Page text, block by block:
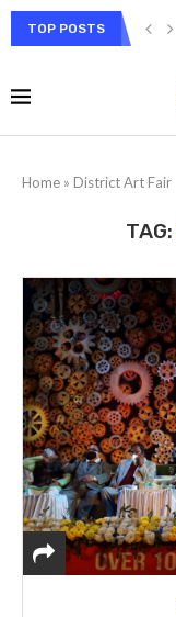
TOP POSTS
Home » District Art Fair
TAG: